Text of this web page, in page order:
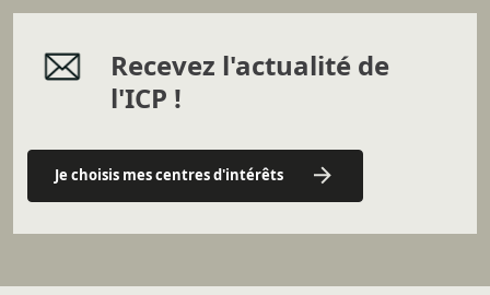
Recevez l'actualité de
l'ICP !
Je choisis mes centres d'intérêts